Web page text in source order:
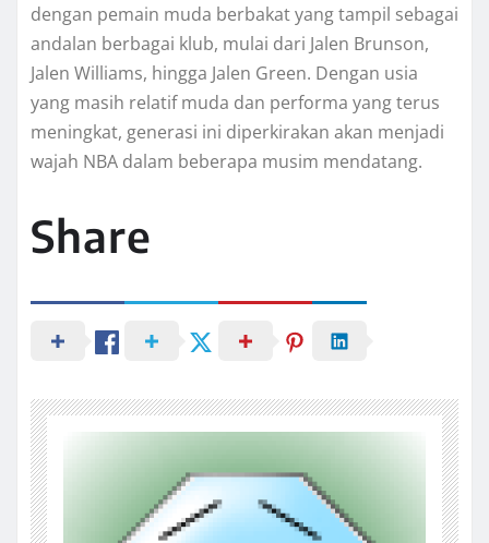
dengan pemain muda berbakat yang tampil sebagai
andalan berbagai klub, mulai dari Jalen Brunson,
Jalen Williams, hingga Jalen Green. Dengan usia
yang masih relatif muda dan performa yang terus
meningkat, generasi ini diperkirakan akan menjadi
wajah NBA dalam beberapa musim mendatang.
Share